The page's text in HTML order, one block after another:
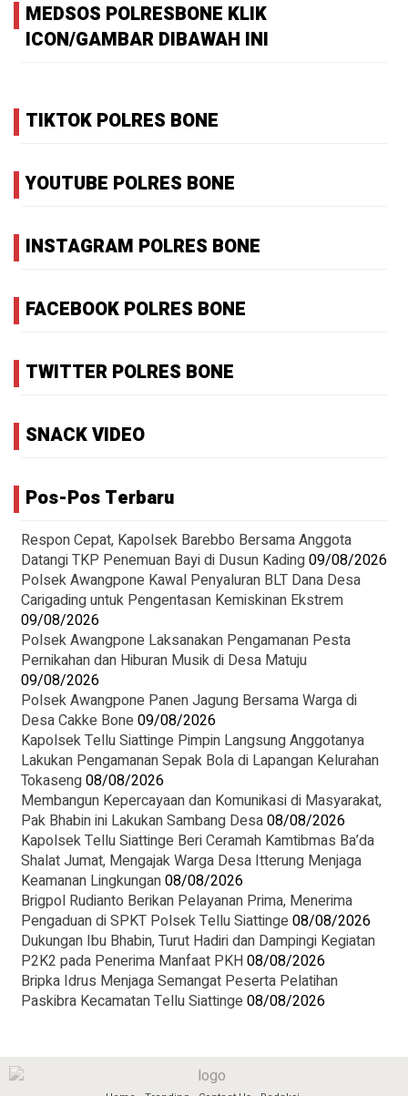
MEDSOS POLRESBONE KLIK
ICON/GAMBAR DIBAWAH INI
TIKTOK POLRES BONE
YOUTUBE POLRES BONE
INSTAGRAM POLRES BONE
FACEBOOK POLRES BONE
TWITTER POLRES BONE
SNACK VIDEO
Pos-Pos Terbaru
Respon Cepat, Kapolsek Barebbo Bersama Anggota
Datangi TKP Penemuan Bayi di Dusun Kading09/08/2026
‎Polsek Awangpone Kawal Penyaluran BLT Dana Desa
Carigading untuk Pengentasan Kemiskinan Ekstrem
09/08/2026
‎Polsek Awangpone Laksanakan Pengamanan Pesta
Pernikahan dan Hiburan Musik di Desa Matuju ‎
09/08/2026
Polsek Awangpone Panen Jagung Bersama Warga di
Desa Cakke Bone09/08/2026
Kapolsek Tellu Siattinge Pimpin Langsung Anggotanya
Lakukan Pengamanan Sepak Bola di Lapangan Kelurahan
Tokaseng08/08/2026
Membangun Kepercayaan dan Komunikasi di Masyarakat,
Pak Bhabin ini Lakukan Sambang Desa08/08/2026
Kapolsek Tellu Siattinge Beri Ceramah Kamtibmas Ba’da
Shalat Jumat, Mengajak Warga Desa Itterung Menjaga
Keamanan Lingkungan08/08/2026
Brigpol Rudianto Berikan Pelayanan Prima, Menerima
Pengaduan di SPKT Polsek Tellu Siattinge08/08/2026
Dukungan Ibu Bhabin, Turut Hadiri dan Dampingi Kegiatan
P2K2 pada Penerima Manfaat PKH08/08/2026
Bripka Idrus Menjaga Semangat Peserta Pelatihan
Paskibra Kecamatan Tellu Siattinge08/08/2026